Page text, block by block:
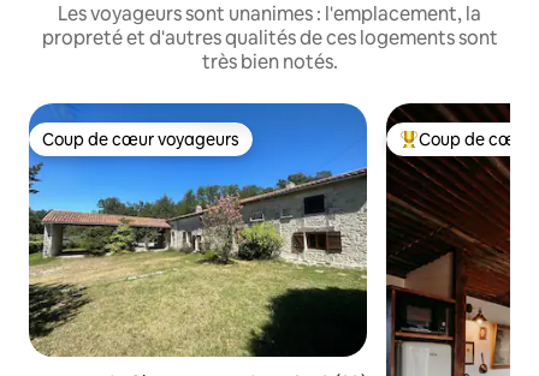
Les voyageurs sont unanimes : l'emplacement, la
propreté et d'autres qualités de ces logements sont
très bien notés.
Coup de cœur voyageurs
Coup de cœur voyageurs Coup de cœur
Coup de cœur